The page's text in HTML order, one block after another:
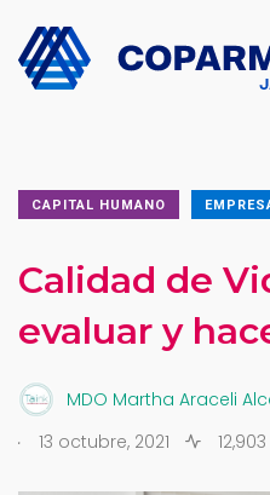
CAPITAL HUMANO
Calidad de
evaluar y
MDO Martha Araceli
.
13 octubre, 2021